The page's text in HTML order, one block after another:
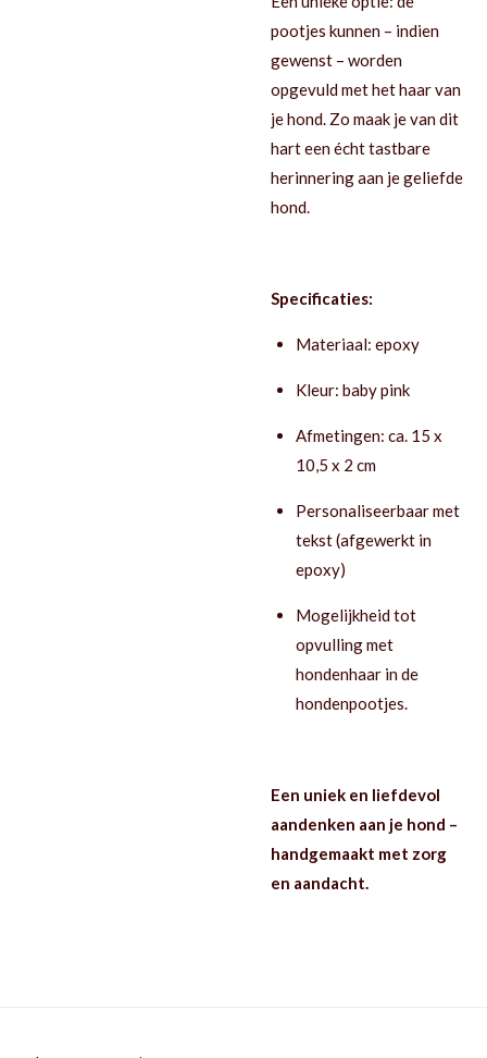
pootjes kunnen – indien
gewenst – worden
opgevuld met het haar van
je hond. Zo maak je van dit
hart een écht tastbare
herinnering aan je geliefde
hond.
Specificaties:
Materiaal: epoxy
Kleur: baby pink
Afmetingen: ca. 15 x
10,5 x 2 cm
Personaliseerbaar met
tekst (afgewerkt in
epoxy)
Mogelijkheid tot
opvulling met
hondenhaar in de
hondenpootjes.
Een uniek en liefdevol
aandenken aan je hond –
handgemaakt met zorg
en aandacht.